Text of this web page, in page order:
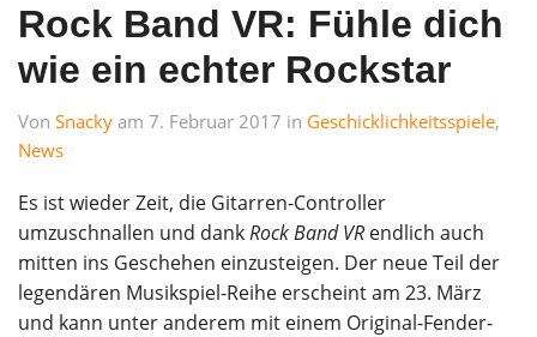
Rock Band VR: Fühle dich
wie ein echter Rockstar
Von Snacky am 7. Februar 2017 in Geschicklichkeitsspiele,
News
Es ist wieder Zeit, die Gitarren-Controller
umzuschnallen und dankRock Band VR endlich auch
mitten ins Geschehen einzusteigen. Der neue Teil der
legendären Musikspiel-Reihe erscheint am 23. März
und kann unter anderem mit einem Original-Fender-